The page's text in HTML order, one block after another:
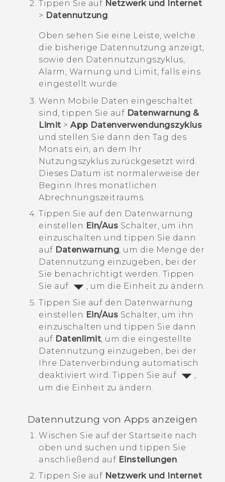
Tippen Sie auf Netzwerk und Internet
> Datennutzung
Oben sehen Sie eine Leiste, welche
die bisherige Datennutzung anzeigt,
sowie den Datennutzungszyklus,
Alarm, Warnung und Limit, falls eins
eingestellt wurde.
Wenn Mobile Daten eingeschaltet
sind, tippen Sie auf Datenwarnung &
Limit > App Datenverwendungszyklus
und stellen Sie dann den Tag des
Monats ein, an dem Ihr
Nutzungszyklus zurückgesetzt wird.
Dieses Datum ist normalerweise der
Beginn Ihres monatlichen
Abrechnungszeitraums.
Tippen Sie auf den Datenwarnung
einstellen Ein/Aus Schalter, um ihn
einzuschalten und tippen Sie dann
auf Datenwarnung , um die Menge der
Datennutzung einzugeben, bei der
Sie benachrichtigt werden. Tippen
Sie auf
, um die Einheit zu ändern.
Tippen Sie auf den Datenwarnung
einstellen Ein/Aus Schalter, um ihn
einzuschalten und tippen Sie dann
auf Datenlimit, um die eingestellte
Datennutzung einzugeben, bei der
Ihre Datenverbindung automatisch
deaktiviert wird. Tippen Sie auf
,
um die Einheit zu ändern.
Datennutzung von Apps anzeigen
Wischen Sie auf der Startseite nach
oben und suchen und tippen Sie
anschließend auf Einstellungen.
Tippen Sie auf Netzwerk und Internet